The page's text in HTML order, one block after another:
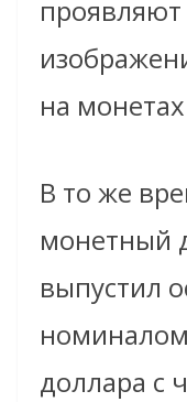
на
В то же
монетный
выпустил
доллара с